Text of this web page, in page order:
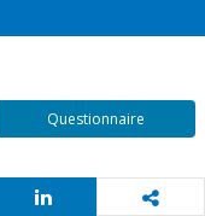
Questionnaire